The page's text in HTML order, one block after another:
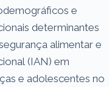
e
determinantes
alimentar e
(IAN) em
e adolescentes no